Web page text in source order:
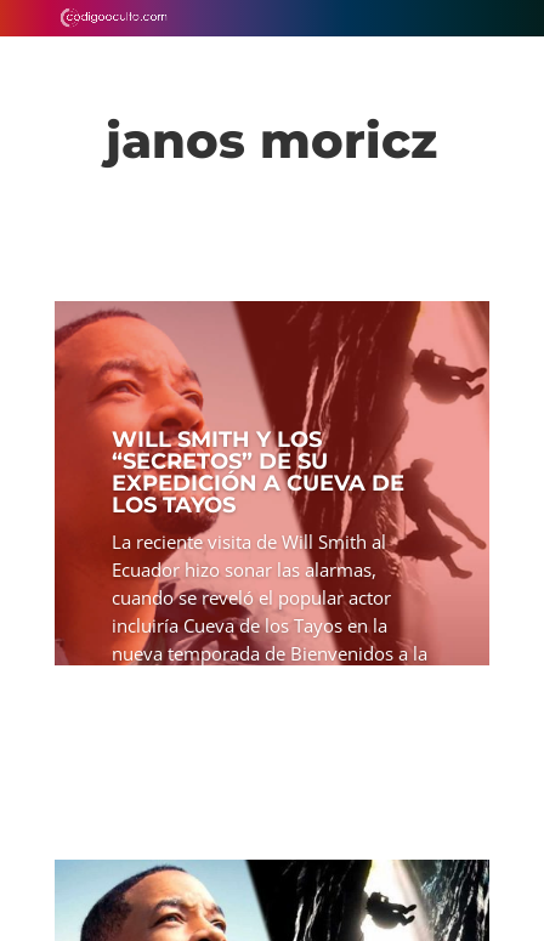
janos moricz
WILL SMITH Y LOS
“SECRETOS” DE SU
EXPEDICIÓN A CUEVA DE
LOS TAYOS
La reciente visita de Will Smith al
Ecuador hizo sonar las alarmas,
cuando se reveló el popular actor
incluiría Cueva de los Tayos en la
nueva temporada de Bienvenidos a la